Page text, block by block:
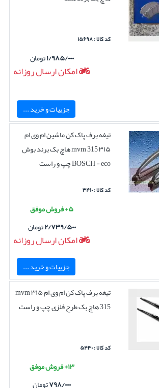
کد کالا : ۱۵۶۹۸
۱/۹۸۵/۰۰۰تومان
امکان ارسال روزانه
جزییات و خرید ...
تیغه برف پاک کن ماشین ام وی ام
۳۱۵ mvm 315 هاچ بک برند بوش
BOSCH - eco چپ و راست
کد کالا : ۳۴۱۰
۵+ فروش موفق
۲/۷۳۹/۵۰۰تومان
امکان ارسال روزانه
جزییات و خرید ...
تیغه برف پاک کن ام وی ام ۳۱۵ mvm
315 هاچ بک طرح فلزی چپ و راست
کد کالا : ۵۴۳۰
۱۳+ فروش موفق
۷۹۸/۰۰۰تومان